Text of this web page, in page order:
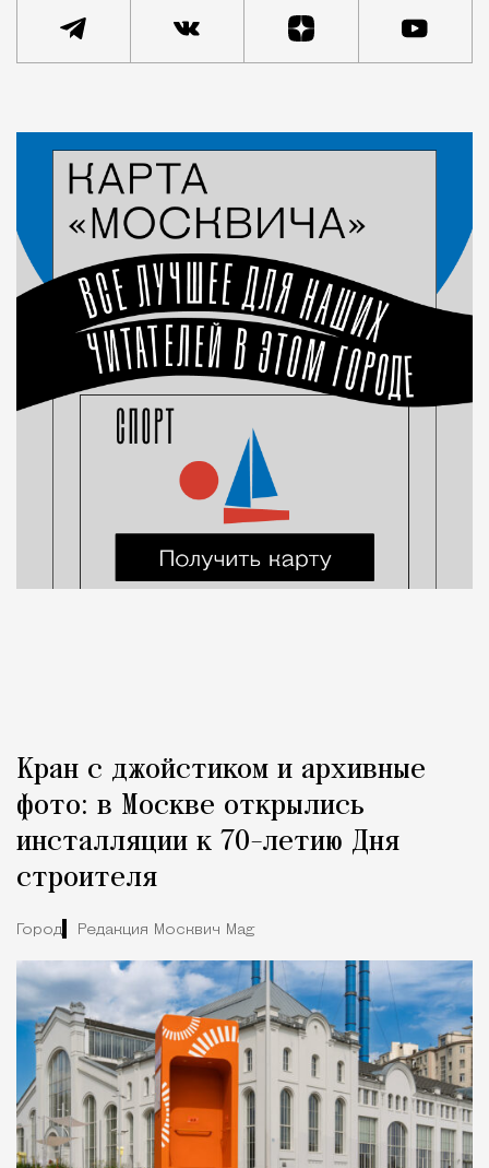
Статья
Город
Редакция Москвич Mag
Кран с джойстиком и архивные
фото: в Москве открылись
инсталляции к 70-летию Дня
строителя
Город Редакция Москвич Mag